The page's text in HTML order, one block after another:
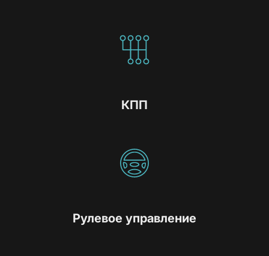
КПП
Рулевое управление